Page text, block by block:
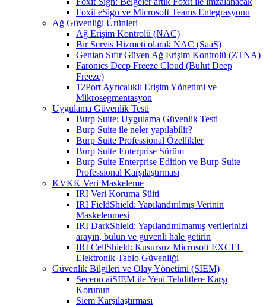
Foxit eSign ve Microsoft Teams Entegrasyonu
Ağ Güvenliği Ürünleri
Ağ Erişim Kontrolü (NAC)
Bir Servis Hizmeti olarak NAC (SaaS)
Genian Sıfır Güven Ağ Erişim Kontrolü (ZTNA)
Faronics Deep Freeze Cloud (Bulut Deep
Freeze)
12Port Ayrıcalıklı Erişim Yönetimi ve
Mikrosegmentasyon
Uygulama Güvenlik Testi
Burp Suite: Uygulama Güvenlik Testi
Burp Suite ile neler yapılabilir?
Burp Suite Professional Özellikler
Burp Suite Enterprise Sürüm
Burp Suite Enterprise Edition ve Burp Suite
Professional Karşılaştırması
KVKK Veri Maskeleme
IRI Veri Koruma Süiti
IRI FieldShield: Yapılandırılmış Verinin
Maskelenmesi
IRI DarkShield: Yapılandırılmamış verilerinizi
arayın, bulun ve güvenli hale getirin
IRI CellShield: Kusursuz Microsoft EXCEL
Elektronik Tablo Güvenliği
Güvenlik Bilgileri ve Olay Yönetimi (SIEM)
Seceon aiSIEM ile Yeni Tehditlere Karşı
Korunun
Siem Karşılaştırması